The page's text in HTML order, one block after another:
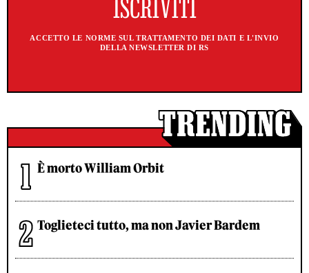
ACCETTO LE NORME SUL TRATTAMENTO DEI DATI E L'INVIO
DELLA NEWSLETTER DI RS
È morto William Orbit
Toglieteci tutto, ma non Javier Bardem